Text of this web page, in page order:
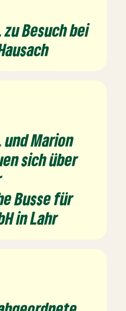
zu Besuch bei
und Marion
sich über
Busse für
in Lahr